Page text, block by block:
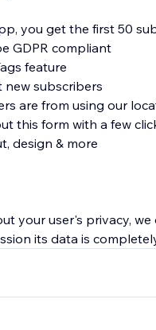
you get the first 50
GDPR compliant
feature
subscribers
are from using our
this form with a few
design & more
your user's privacy,
its data is